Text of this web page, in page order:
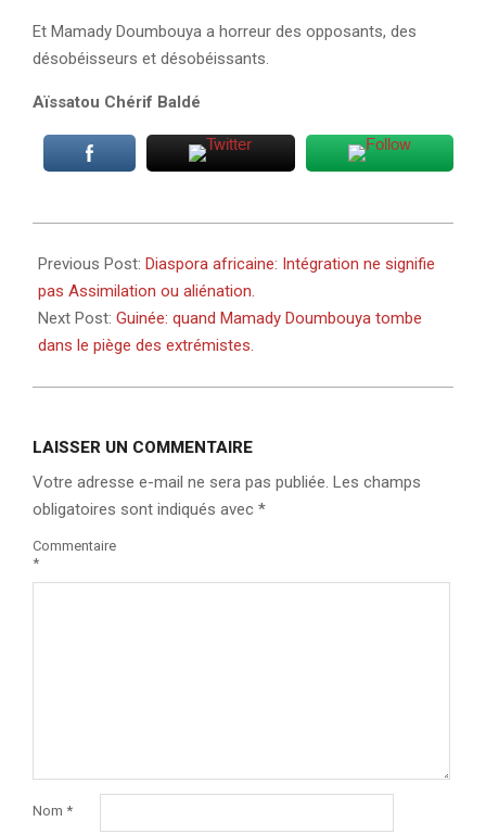
Et Mamady Doumbouya a horreur des opposants, des
désobéisseurs et désobéissants.
Aïssatou Chérif Baldé
05-
09
Previous Post: Diaspora africaine: Intégration ne signifie
pas Assimilation ou aliénation.
Next Post: Guinée: quand Mamady Doumbouya tombe
dans le piège des extrémistes.
LAISSER UN COMMENTAIRE
Votre adresse e-mail ne sera pas publiée. Les champs
obligatoires sont indiqués avec *
Commentaire
*
Nom *